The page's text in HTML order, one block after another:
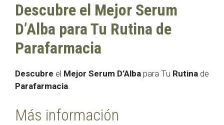
Descubre el Mejor Serum
D’Alba para Tu Rutina de
Parafarmacia
Descubre el Mejor Serum D’Alba para Tu Rutina de
Parafarmacia.
Más información